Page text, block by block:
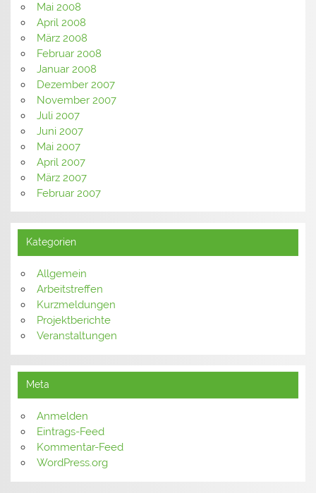
Mai 2008
April 2008
März 2008
Februar 2008
Januar 2008
Dezember 2007
November 2007
Juli 2007
Juni 2007
Mai 2007
April 2007
März 2007
Februar 2007
Kategorien
Allgemein
Arbeitstreffen
Kurzmeldungen
Projektberichte
Veranstaltungen
Meta
Anmelden
Eintrags-Feed
Kommentar-Feed
WordPress.org